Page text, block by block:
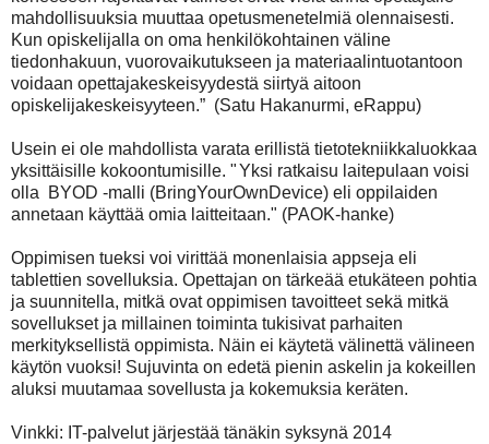
mahdollisuuksia muuttaa opetusmenetelmiä olennaisesti.
Kun opiskelijalla on oma henkilökohtainen väline
tiedonhakuun, vuorovaikutukseen ja materiaalintuotantoon
voidaan opettajakeskeisyydestä siirtyä aitoon
opiskelijakeskeisyyteen.” (Satu Hakanurmi, eRappu)
Usein ei ole mahdollista varata erillistä tietotekniikkaluokkaa
yksittäisille kokoontumisille. "Yksi ratkaisu laitepulaan voisi
olla BYOD -malli (BringYourOwnDevice) eli oppilaiden
annetaan käyttää omia laitteitaan." (PAOK-hanke)
Oppimisen tueksi voi virittää monenlaisia appseja eli
tablettien sovelluksia. Opettajan on tärkeää etukäteen pohtia
ja suunnitella, mitkä ovat oppimisen tavoitteet sekä mitkä
sovellukset ja millainen toiminta tukisivat parhaiten
merkityksellistä oppimista. Näin ei käytetä välinettä välineen
käytön vuoksi! Sujuvinta on edetä pienin askelin ja kokeillen
aluksi muutamaa sovellusta ja kokemuksia keräten.
Vinkki: IT-palvelut järjestää tänäkin syksynä 2014